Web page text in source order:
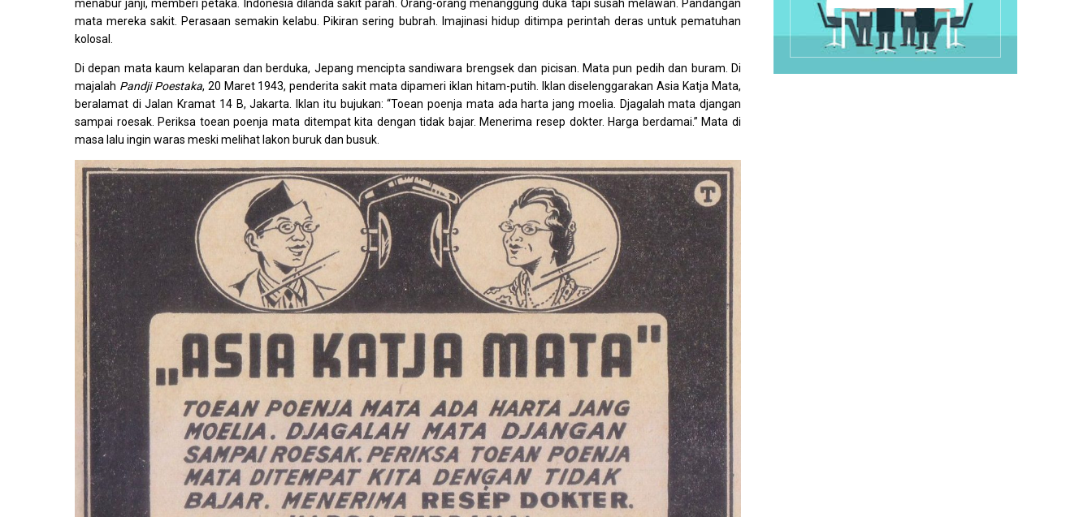
menabur janji, memberi petaka. Indonesia dilanda sakit parah. Orang-orang menanggung duka tapi susah melawan. Pandangan
mata mereka sakit. Perasaan semakin kelabu. Pikiran sering bubrah. Imajinasi hidup ditimpa perintah deras untuk pematuhan
kolosal.
Di depan mata kaum kelaparan dan berduka, Jepang mencipta sandiwara brengsek dan picisan. Mata pun pedih dan buram. Di
majalah Pandji Poestaka, 20 Maret 1943, penderita sakit mata dipameri iklan hitam-putih. Iklan diselenggarakan Asia Katja Mata,
beralamat di Jalan Kramat 14 B, Jakarta. Iklan itu bujukan: “Toean poenja mata ada harta jang moelia. Djagalah mata djangan
sampai roesak. Periksa toean poenja mata ditempat kita dengan tidak bajar. Menerima resep dokter. Harga berdamai.” Mata di
masa lalu ingin waras meski melihat lakon buruk dan busuk.